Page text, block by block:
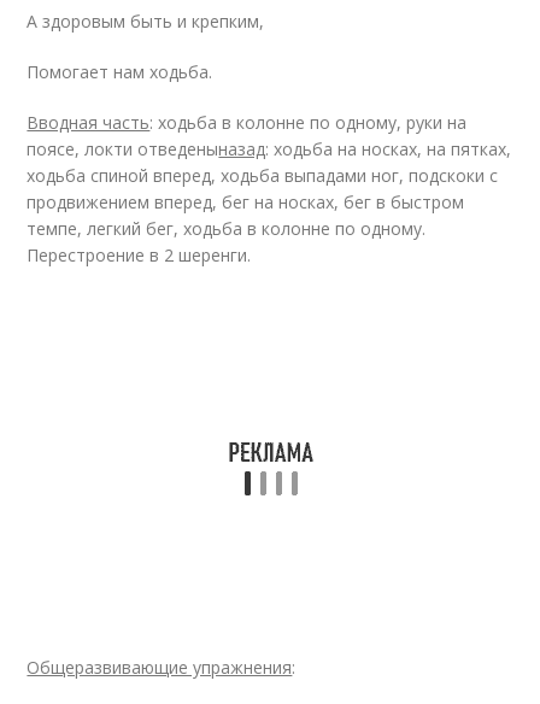
А здоровым быть и крепким,
Помогает нам ходьба.
Вводная часть: ходьба в колонне по одному, руки на
поясе, локти отведеныназад: ходьба на носках, на пятках,
ходьба спиной вперед, ходьба выпадами ног, подскоки с
продвижением вперед, бег на носках, бег в быстром
темпе, легкий бег, ходьба в колонне по одному.
Перестроение в 2 шеренги.
Общеразвивающие упражнения: